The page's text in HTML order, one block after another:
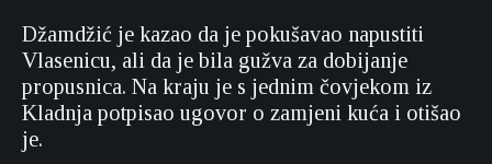
Džamdžić je kazao da je pokušavao napustiti
Vlasenicu, ali da je bila gužva za dobijanje
propusnica. Na kraju je s jednim čovjekom iz
Kladnja potpisao ugovor o zamjeni kuća i otišao
je.